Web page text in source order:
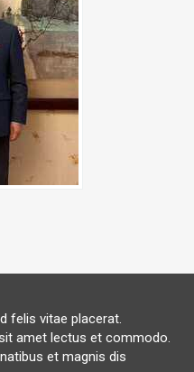
felis vitae placerat.
amet lectus et commodo.
et magnis dis